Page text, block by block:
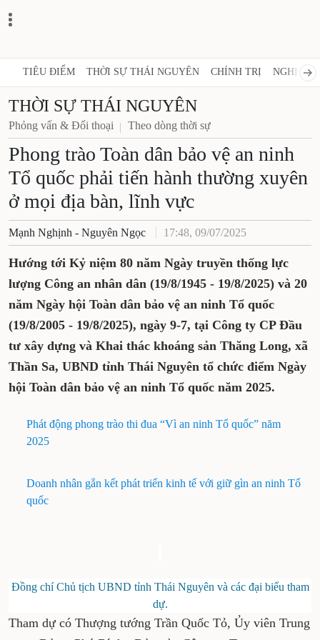
TIÊU ĐIỂM THỜI SỰ THÁI NGUYÊN CHÍNH TRỊ NGHỊ
THỜI SỰ THÁI NGUYÊN
Phỏng vấn & Đối thoại Theo dòng thời sự
Phong trào Toàn dân bảo vệ an ninh
Tổ quốc phải tiến hành thường xuyên
ở mọi địa bàn, lĩnh vực
Mạnh Nghịnh - Nguyên Ngọc 17:48, 09/07/2025
Hướng tới Kỷ niệm 80 năm Ngày truyền thống lực
lượng Công an nhân dân (19/8/1945 - 19/8/2025) và 20
năm Ngày hội Toàn dân bảo vệ an ninh Tổ quốc
(19/8/2005 - 19/8/2025), ngày 9-7, tại Công ty CP Đầu
tư xây dựng và Khai thác khoáng sản Thăng Long, xã
Thần Sa, UBND tỉnh Thái Nguyên tổ chức điểm Ngày
hội Toàn dân bảo vệ an ninh Tổ quốc năm 2025.
Phát động phong trào thi đua “Vì an ninh Tổ quốc” năm
2025
Doanh nhân gắn kết phát triển kinh tế với giữ gìn an ninh Tổ
quốc
Đồng chí Chủ tịch UBND tỉnh Thái Nguyên và các đại biểu tham
dự.
Tham dự có Thượng tướng Trần Quốc Tỏ, Ủy viên Trung